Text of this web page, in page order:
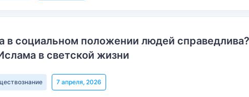
в социальном положении людей
в светской жизни
7 апреля, 2026